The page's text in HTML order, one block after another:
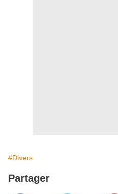
#Divers
Partager